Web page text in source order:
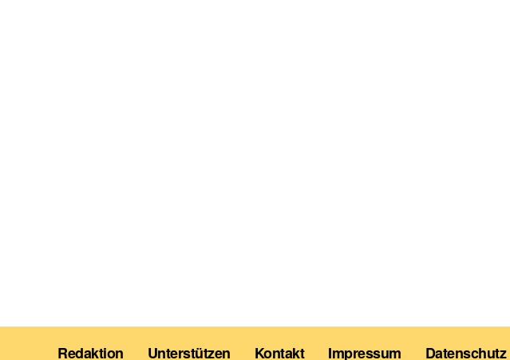
Redaktion Unterstützen Kontakt Impressum Datenschutz